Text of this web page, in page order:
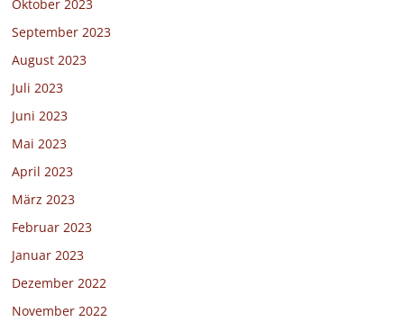
Oktober 2023
September 2023
August 2023
Juli 2023
Juni 2023
Mai 2023
April 2023
März 2023
Februar 2023
Januar 2023
Dezember 2022
November 2022